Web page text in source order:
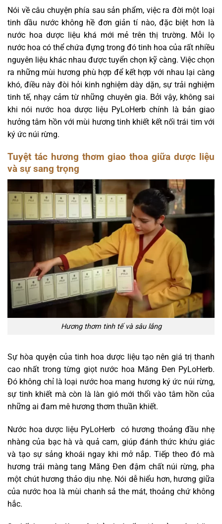
Nói về câu chuyện phía sau sản phẩm, việc ra đời một loại
tinh dầu nước không hề đơn giản tí nào, đặc biệt hơn là
nước hoa dược liệu khá mới mẻ trên thị trường. Mỗi lọ
nước hoa có thể chứa đựng trong đó tinh hoa của rất nhiều
nguyên liệu khác nhau được tuyển chọn kỹ càng. Việc chọn
ra những mùi hương phù hợp để kết hợp với nhau lại càng
khó, điều này đòi hỏi kinh nghiệm dày dặn, sự trải nghiệm
tinh tế, nhạy cảm từ những chuyên gia. Bởi vậy, không sai
khi nói nước hoa dược liệu PyLoHerb chính là bản giao
hưởng tâm hồn với mùi hương tinh khiết kết nối trái tim với
ký ức núi rừng.
Tuyệt tác hương thơm giao thoa giữa dược liệu
và sự sang trọng
Hương thơm tinh tế và sâu lắng
Sự hòa quyện của tinh hoa dược liệu tạo nên giá trị thanh
cao nhất trong từng giọt nước hoa Măng Đen PyLoHerb.
Đó không chỉ là loại nước hoa mang hương ký ức núi rừng,
sự tinh khiết mà còn là làn gió mới thổi vào tâm hồn của
những ai đam mê hương thơm thuần khiết.
Nước hoa dược liệu PyLoHerb có hương thoảng đầu nhẹ
nhàng của bạc hà và quả cam, giúp đánh thức khứu giác
và tạo sự sảng khoái ngay khi mở nắp. Tiếp theo đó mà
hương trái màng tang Măng Đen đậm chất núi rừng, pha
một chút hương thảo dịu nhẹ. Nói dễ hiểu hơn, hương giữa
của nước hoa là mùi chanh sả the mát, thoảng chứ không
hắc.